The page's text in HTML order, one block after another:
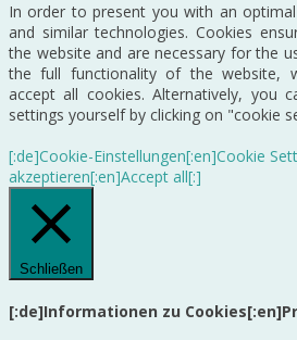
In order to present you with an
and similar technologies. Cookies
the website and are necessary for the
the full functionality of the website,
accept all cookies. Alternatively, you
settings yourself by clicking on "cookie
[:de]Cookie-Einstellungen[:en]Cookie
akzeptieren[:en]Accept all[:]
Schließen
[:de]Informationen zu